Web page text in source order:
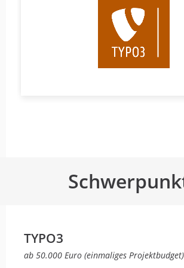
TYPO3
ab 50.000 Euro (einmaliges Projektbudget)